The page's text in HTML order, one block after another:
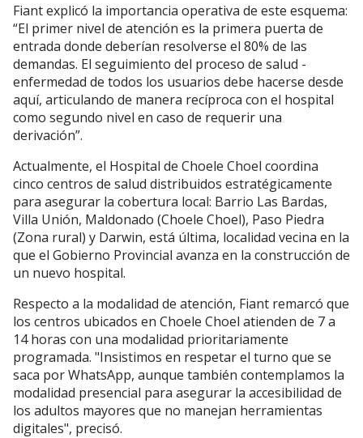
Fiant explicó la importancia operativa de este esquema:
“El primer nivel de atención es la primera puerta de
entrada donde deberían resolverse el 80% de las
demandas. El seguimiento del proceso de salud -
enfermedad de todos los usuarios debe hacerse desde
aquí, articulando de manera recíproca con el hospital
como segundo nivel en caso de requerir una
derivación”.
Actualmente, el Hospital de Choele Choel coordina
cinco centros de salud distribuidos estratégicamente
para asegurar la cobertura local: Barrio Las Bardas,
Villa Unión, Maldonado (Choele Choel), Paso Piedra
(Zona rural) y Darwin, está última, localidad vecina en la
que el Gobierno Provincial avanza en la construcción de
un nuevo hospital.
Respecto a la modalidad de atención, Fiant remarcó que
los centros ubicados en Choele Choel atienden de 7 a
14 horas con una modalidad prioritariamente
programada. "Insistimos en respetar el turno que se
saca por WhatsApp, aunque también contemplamos la
modalidad presencial para asegurar la accesibilidad de
los adultos mayores que no manejan herramientas
digitales", precisó.